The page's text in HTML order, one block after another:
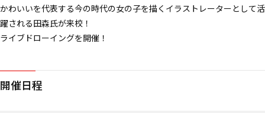
かわいいを代表する今の時代の女の子を描くイラストレーターとして活
躍される田森氏が来校！
ライブドローイングを開催！
開催日程